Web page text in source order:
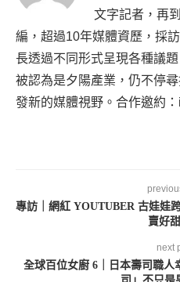
文字記者，再
編，超過10年媒體資歷，採
長透過不同形式呈現各種議
被認為是夕陽產業，仍不停
發新的媒體視野。合作邀約
專訪｜網紅 YOUTUBER 古娃娃
賣好
next
全球百位女廚 6｜日本壽司職人